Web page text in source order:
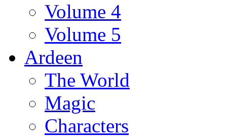
Volume 4
Volume 5
Ardeen
The World
Magic
Characters